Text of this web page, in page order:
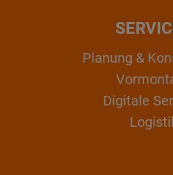
Planung &
Digitale